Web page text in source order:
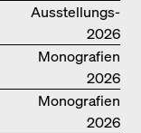
Ausstellungs­
kataloge
2026
Monografien
2026
Monografien
2026